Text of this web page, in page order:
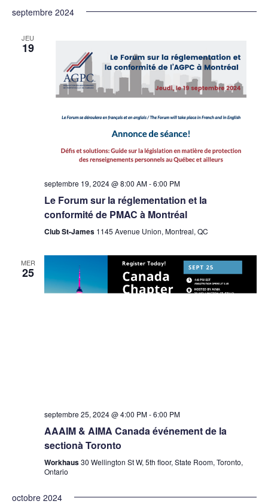
septembre 2024
JEU
19
septembre 19, 2024 @ 8:00 AM-6:00 PM
Le Forum sur la réglementation et la
conformité de PMAC à Montréal
Club St-James 1145 Avenue Union, Montreal, QC
MER
25
septembre 25, 2024 @ 4:00 PM-6:00 PM
AAAIM & AIMA Canada événement de la
sectionà Toronto
Workhaus30 Wellington St W, 5th floor, State Room, Toronto,
Ontario
octobre 2024